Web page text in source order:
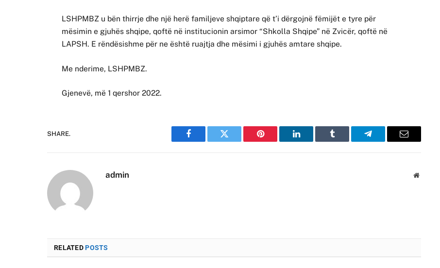
LSHPMBZ u bën thirrje dhe një herë familjeve shqiptare që t’i dërgojnë fëmijët e tyre për
mësimin e gjuhës shqipe, qoftë në institucionin arsimor “Shkolla Shqipe” në Zvicër, qoftë në
LAPSH. E rëndësishme për ne është ruajtja dhe mësimi i gjuhës amtare shqipe.
Me nderime, LSHPMBZ.
Gjenevë, më 1 qershor 2022.
SHARE.
Facebook Twitter Pinterest LinkedIn Tumblr Telegram Email
admin Website
RELATEDPOSTS